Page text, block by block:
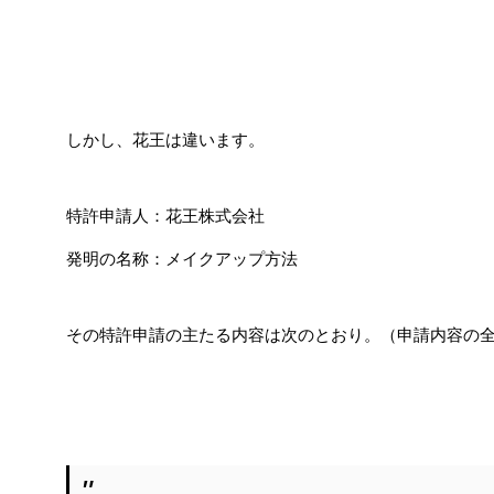
しかし、花王は違います。
特許申請人：花王株式会社
発明の名称：メイクアップ方法
その特許申請の主たる内容は次のとおり。（申請内容の